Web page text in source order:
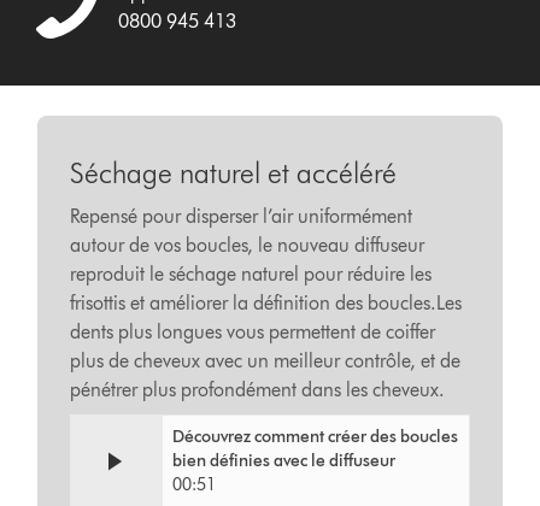
0800 945 413
Séchage naturel et accéléré
Repensé pour disperser l’air uniformément
autour de vos boucles, le nouveau diffuseur
reproduit le séchage naturel pour réduire les
frisottis et améliorer la définition des boucles.Les
dents plus longues vous permettent de coiffer
plus de cheveux avec un meilleur contrôle, et de
pénétrer plus profondément dans les cheveux.
Transcript
transcription
Découvrez comment créer des boucles
bien définies avec le diffuseur
00:51